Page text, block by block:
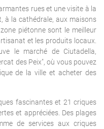
rues et une visite à la
à la cathédrale, aux maisons
piétonne sont le meilleur
et les produits locaux.
le marché de Ciutadella,
des Peix", où vous pouvez
de la ville et acheter des
fascinantes et 21 criques
et appréciées. Des plages
de services aux criques